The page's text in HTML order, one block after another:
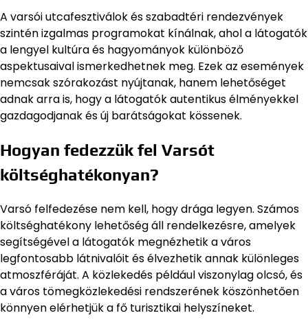
A varsói utcafesztiválok és szabadtéri rendezvények
szintén izgalmas programokat kínálnak, ahol a látogatók
a lengyel kultúra és hagyományok különböző
aspektusaival ismerkedhetnek meg. Ezek az események
nemcsak szórakozást nyújtanak, hanem lehetőséget
adnak arra is, hogy a látogatók autentikus élményekkel
gazdagodjanak és új barátságokat kössenek.
Hogyan fedezzük fel Varsót
költséghatékonyan?
Varsó felfedezése nem kell, hogy drága legyen. Számos
költséghatékony lehetőség áll rendelkezésre, amelyek
segítségével a látogatók megnézhetik a város
legfontosabb látnivalóit és élvezhetik annak különleges
atmoszféráját. A közlekedés például viszonylag olcsó, és
a város tömegközlekedési rendszerének köszönhetően
könnyen elérhetjük a fő turisztikai helyszíneket.